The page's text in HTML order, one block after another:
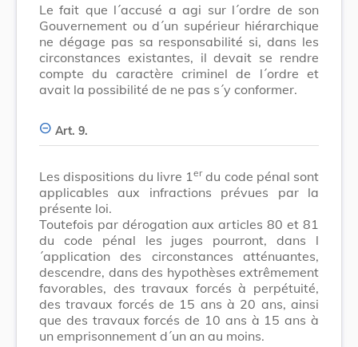
Le fait que l´accusé a agi sur l´ordre de son
Gouvernement ou d´un supérieur hiérarchique
ne dégage pas sa responsabilité si, dans les
circonstances existantes, il devait se rendre
compte du caractère criminel de l´ordre et
avait la possibilité de ne pas s´y conformer.
Art. 9.
Les dispositions du livre 1 erdu code pénal sont
applicables aux infractions prévues par la
présente loi.
Toutefois par dérogation aux articles 80 et 81
du code pénal les juges pourront, dans l
´application des circonstances atténuantes,
descendre, dans des hypothèses extrêmement
favorables, des travaux forcés à perpétuité,
des travaux forcés de 15 ans à 20 ans, ainsi
que des travaux forcés de 10 ans à 15 ans à
un emprisonnement d´un an au moins.